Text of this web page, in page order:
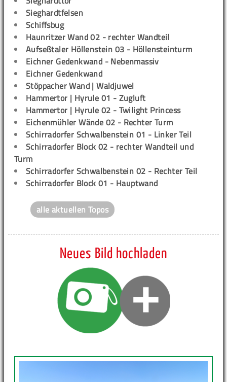
Sieghardtfelsen
Schiffsbug
Haunritzer Wand 02 - rechter Wandteil
Aufseßtaler Höllenstein 03 - Höllensteinturm
Eichner Gedenkwand - Nebenmassiv
Eichner Gedenkwand
Stöppacher Wand | Waldjuwel
Hammertor | Hyrule 01 - Zugluft
Hammertor | Hyrule 02 - Twilight Princess
Eichenmühler Wände 02 - Rechter Turm
Schirradorfer Schwalbenstein 01 - Linker Teil
Schirradorfer Block 02 - rechter Wandteil und
Turm
Schirradorfer Schwalbenstein 02 - Rechter Teil
Schirradorfer Block 01 - Hauptwand
alle aktuellen Topos
Neues Bild hochladen